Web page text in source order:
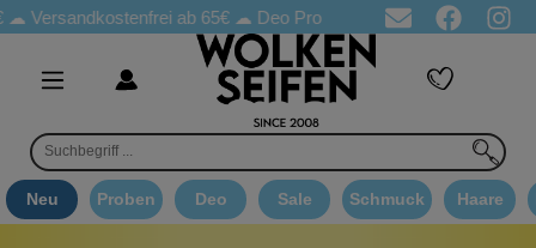
ab 65€☁ Deo Proben in jeder Bestellung ☁
Neu Proben Deo Sale Schmuck Haare